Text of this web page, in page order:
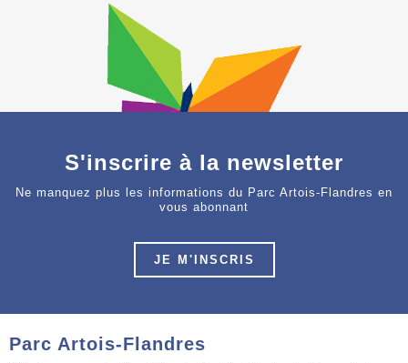
S'inscrire à la newsletter
Ne manquez plus les informations du Parc Artois-Flandres en
vous abonnant
JE M'INSCRIS
Parc Artois-Flandres